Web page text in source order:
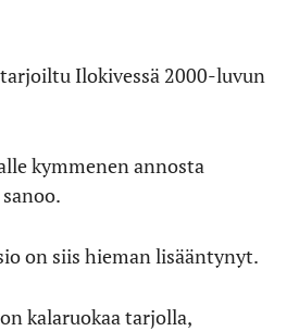
Ilokivessä 2000-luvun
kymmenen annosta
on siis hieman lisääntynyt.
kalaruokaa tarjolla,